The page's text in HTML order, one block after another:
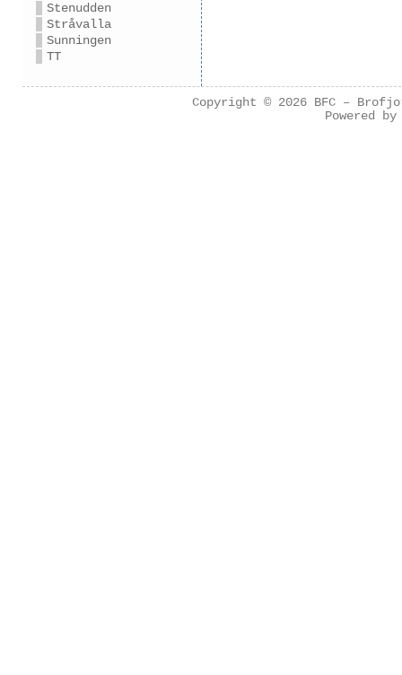
Stenudden
Stråvalla
Sunningen
TT
Copyright © 2026 BFC –
Powered